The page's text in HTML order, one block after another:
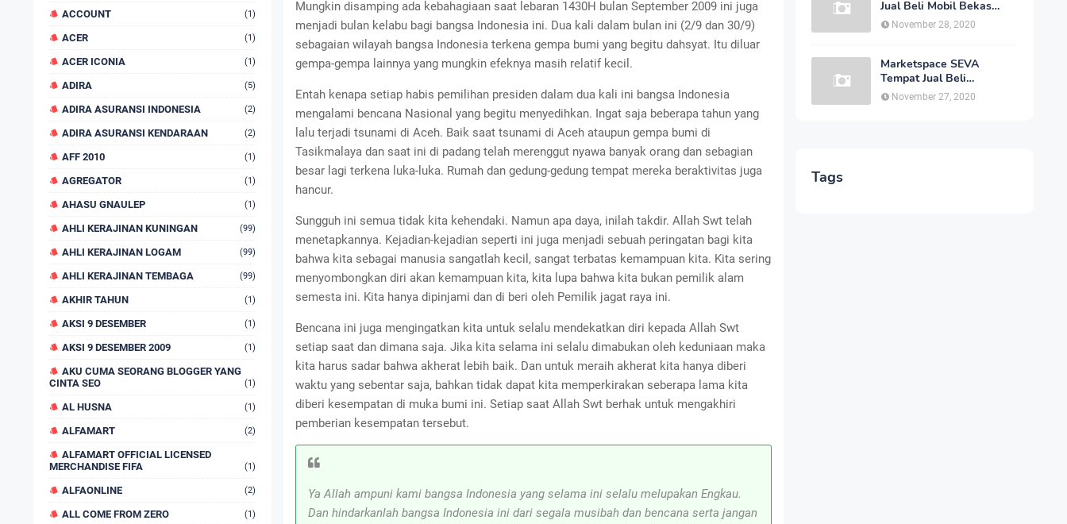
ACCOUNT (1)
ACER (1)
ACER ICONIA (1)
ADIRA (5)
ADIRA ASURANSI INDONESIA (2)
ADIRA ASURANSI KENDARAAN (2)
AFF 2010 (1)
AGREGATOR (1)
AHASU GNAULEP (1)
AHLI KERAJINAN KUNINGAN (99)
AHLI KERAJINAN LOGAM (99)
AHLI KERAJINAN TEMBAGA (99)
AKHIR TAHUN (1)
AKSI 9 DESEMBER (1)
AKSI 9 DESEMBER 2009 (1)
AKU CUMA SEORANG BLOGGER YANG
CINTA SEO
(1)
AL HUSNA (1)
ALFAMART (2)
ALFAMART OFFICIAL LICENSED
MERCHANDISE FIFA
(1)
ALFAONLINE (2)
ALL COME FROM ZERO (1)
Mungkin disamping ada kebahagiaan saat lebaran 1430H bulan September 2009 ini juga
menjadi bulan kelabu bagi bangsa Indonesia ini. Dua kali dalam bulan ini (2/9 dan 30/9)
sebagaian wilayah bangsa Indonesia terkena gempa bumi yang begitu dahsyat. Itu diluar
gempa-gempa lainnya yang mungkin efeknya masih relatif kecil.
Entah kenapa setiap habis pemilihan presiden dalam dua kali ini bangsa Indonesia
mengalami bencana Nasional yang begitu menyedihkan. Ingat saja beberapa tahun yang
lalu terjadi tsunami di Aceh. Baik saat tsunami di Aceh ataupun gempa bumi di
Tasikmalaya dan saat ini di padang telah merenggut nyawa banyak orang dan sebagian
besar lagi terkena luka-luka. Rumah dan gedung-gedung tempat mereka beraktivitas juga
hancur.
Sungguh ini semua tidak kita kehendaki. Namun apa daya, inilah takdir. Allah Swt telah
menetapkannya. Kejadian-kejadian seperti ini juga menjadi sebuah peringatan bagi kita
bahwa kita sebagai manusia sangatlah kecil, sangat terbatas kemampuan kita. Kita sering
menyombongkan diri akan kemampuan kita, kita lupa bahwa kita bukan pemilik alam
semesta ini. Kita hanya dipinjami dan di beri oleh Pemilik jagat raya ini.
Bencana ini juga mengingatkan kita untuk selalu mendekatkan diri kepada Allah Swt
setiap saat dan dimana saja. Jika kita selama ini selalu dimabukan oleh keduniaan maka
kita harus sadar bahwa akherat lebih baik. Dan untuk meraih akherat kita hanya diberi
waktu yang sebentar saja, bahkan tidak dapat kita memperkirakan seberapa lama kita
diberi kesempatan di muka bumi ini. Setiap saat Allah Swt berhak untuk mengakhiri
pemberian kesempatan tersebut.
Ya Allah ampuni kami bangsa Indonesia yang selama ini selalu melupakan Engkau.
Dan hindarkanlah bangsa Indonesia ini dari segala musibah dan bencana serta jangan
Jual Beli Mobil Bekas
Berquality Secara Online
Dengan Harga yang
November 28, 2020
Marketspace SEVA
Tempat Jual Beli
Kendaraan Bekas Joss
Secara Online Dengan
November 27, 2020
Tags